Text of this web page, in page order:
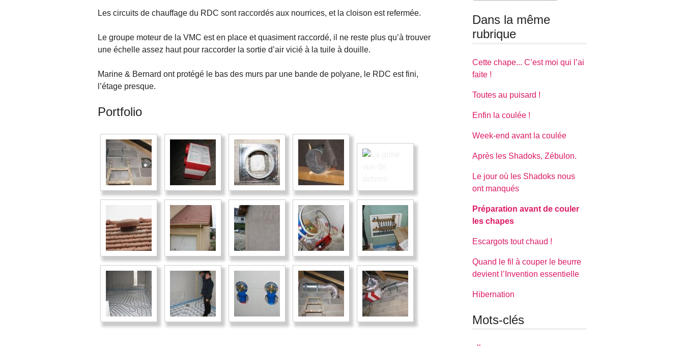
Les circuits de chauffage du RDC sont raccordés aux nourrices, et la cloison est refermée.
Le groupe moteur de la VMC est en place et quasiment raccordé, il ne reste plus qu’à trouver
une échelle assez haut pour raccorder la sortie d’air vicié à la tuile à douille.
Marine & Bernard ont protégé le bas des murs par une bande de polyane, le RDC est fini,
l’étage presque.
Portfolio
Dans la même
rubrique
Cette chape... C’est moi qui l’ai
faite !
Toutes au puisard !
Enfin la coulée !
Week-end avant la coulée
Après les Shadoks, Zébulon.
Le jour où les Shadoks nous
ont manqués
Préparation avant de couler
les chapes
Escargots tout chaud !
Quand le fil à couper le beurre
devient l’Invention essentielle
Hibernation
Mots-clés